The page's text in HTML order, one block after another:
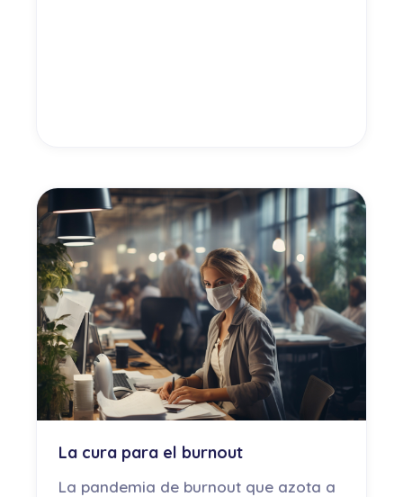
La cura para el burnout
La pandemia de burnout que azota a